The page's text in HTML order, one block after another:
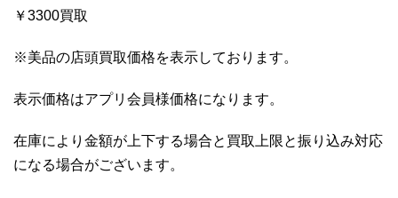
￥3300買取
※美品の店頭買取価格を表示しております。
表示価格はアプリ会員様価格になります。
在庫により金額が上下する場合と買取上限と振り込み対応
になる場合がございます。